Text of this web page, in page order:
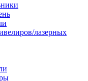
лазерных